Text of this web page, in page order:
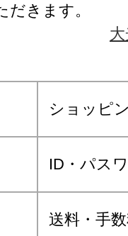
きます。
ショッピ
ID・パス
送料・手